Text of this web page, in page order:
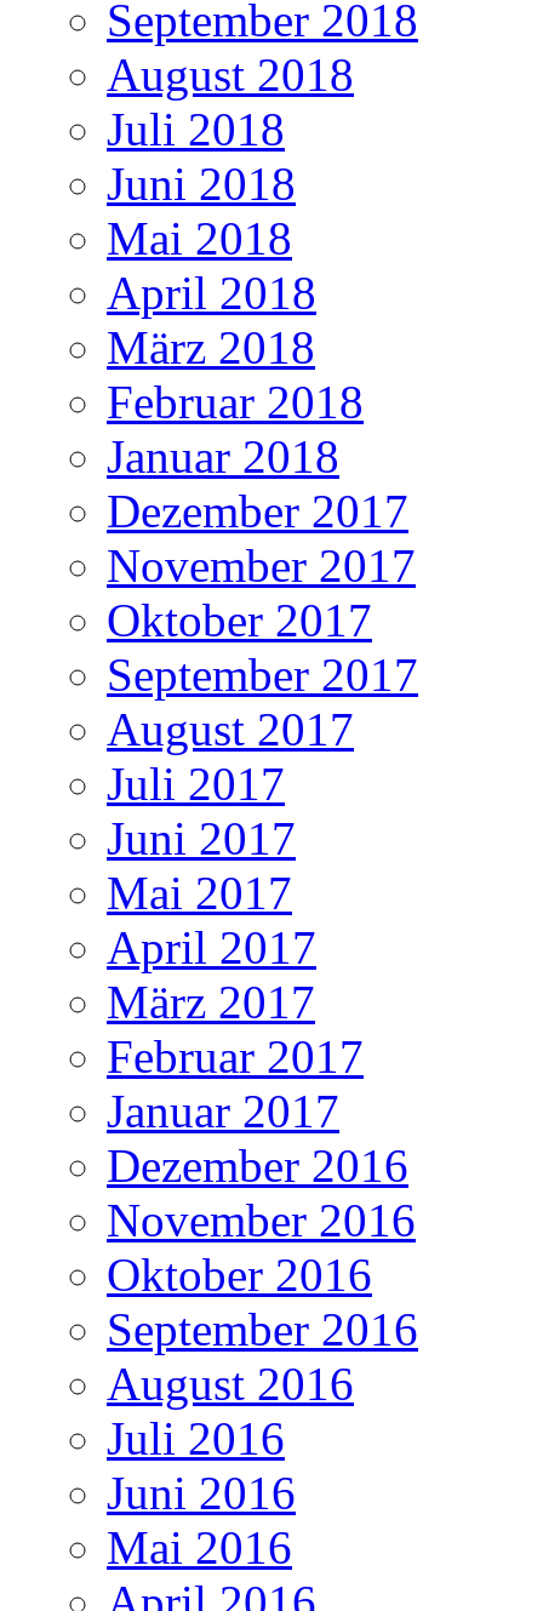
September 2018
August 2018
Juli 2018
Juni 2018
Mai 2018
April 2018
März 2018
Februar 2018
Januar 2018
Dezember 2017
November 2017
Oktober 2017
September 2017
August 2017
Juli 2017
Juni 2017
Mai 2017
April 2017
März 2017
Februar 2017
Januar 2017
Dezember 2016
November 2016
Oktober 2016
September 2016
August 2016
Juli 2016
Juni 2016
Mai 2016